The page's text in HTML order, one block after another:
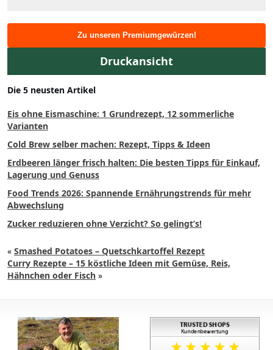
Zu unseren Premiumgewürzen!
Druckansicht
Die 5 neusten Artikel
Eis ohne Eismaschine: 1 Grundrezept, 12 sommerliche
Varianten
Cold Brew selber machen: Rezept, Tipps & Ideen
Erdbeeren länger frisch halten: Die besten Tipps für Einkauf,
Lagerung und Genuss
Food Trends 2026: Spannende Ernährungstrends für mehr
Abwechslung
Zucker reduzieren ohne Verzicht? So gelingt’s!
« Smashed Potatoes – Quetschkartoffel Rezept
Curry Rezepte – 15 köstliche Ideen mit Gemüse, Reis,
Hähnchen oder Fisch »